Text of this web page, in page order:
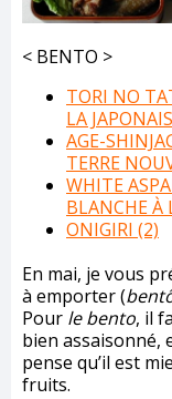
< BENTO >
TORI NO
LA
AGE-
TERRE
WHITE
BLANCHE À
ONIGIRI (2)
En mai, je vous
à emporter (
Pour le bento, il
bien assaisonné,
pense qu’il est
fruits.